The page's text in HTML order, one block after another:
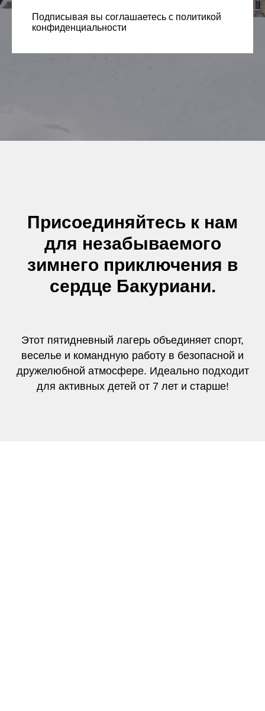
Подписывая вы соглашаетесь с политикой
конфиденциальности
Присоединяйтесь к нам
для незабываемого
зимнего приключения в
сердце Бакуриани.
Этот пятидневный лагерь объединяет спорт,
веселье и командную работу в безопасной и
дружелюбной атмосфере. Идеально подходит
для активных детей от 7 лет и старше!